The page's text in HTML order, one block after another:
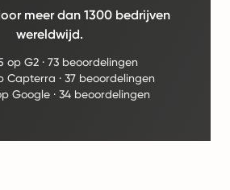
meer dan 1300 bedrijven
wereldwijd.
op G2· 73 beoordelingen
Capterra · 37 beoordelingen
Google ·34 beoordelingen